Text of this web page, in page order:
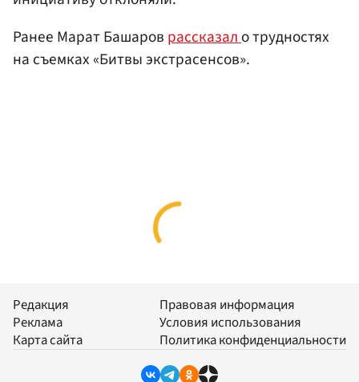
Ранее Марат Башаров рассказало трудностях
на съемках «Битвы экстрасенсов».
Редакция
Реклама
Карта сайта
Правовая информация
Условия использования
Политика конфиденциальности